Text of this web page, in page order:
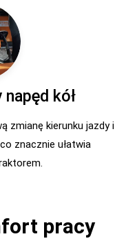
napęd kół
zmianę kierunku jazdy i
znacznie ułatwia
pracy